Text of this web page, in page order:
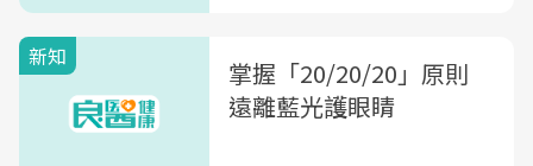
新知
掌握「20/20/20」原則
遠離藍光護眼睛